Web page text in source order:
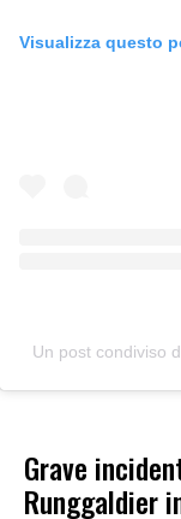
Visualizza questo
Un post condiviso
Grave
Runggaldier